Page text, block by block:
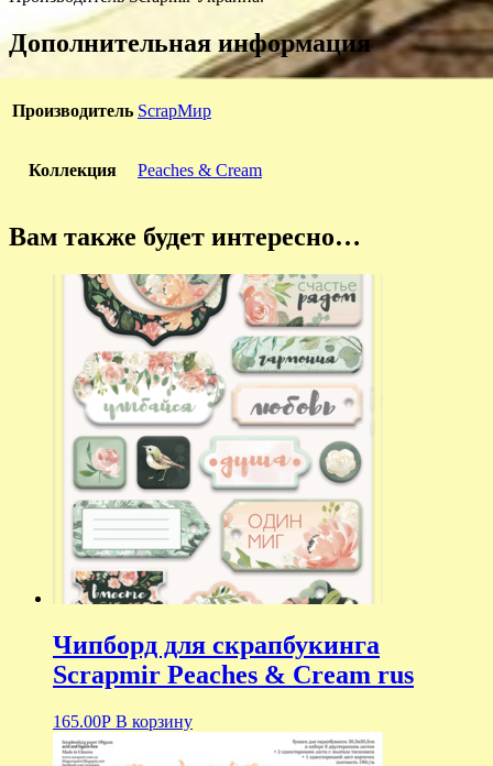
Дополнительная информация
Производитель ScrapМир
Коллекция Peaches & Cream
Вам также будет интересно…
Чипборд для скрапбукинга
Scrapmir Peaches & Cream rus
165.00Р В корзину